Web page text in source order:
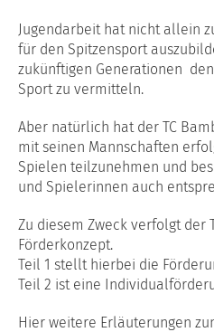
Jugendarbeit hat nicht allein
für den Spitzensport
zukünftigen Generationen
Sport zu vermitteln.
Aber natürlich hat der TC
mit seinen Mannschaften
Spielen teilzunehmen und
und Spielerinnen auch
Zu diesem Zweck verfolgt der
Förderkonzept.
Teil 1 stellt hierbei die
Teil 2 ist eine
Hier weitere Erläuterungen